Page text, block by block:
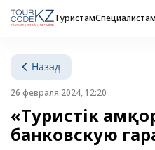
ТуристамСпециалистам
Назад
26 февраля 2024, 12:20
«Туристік
банковскую